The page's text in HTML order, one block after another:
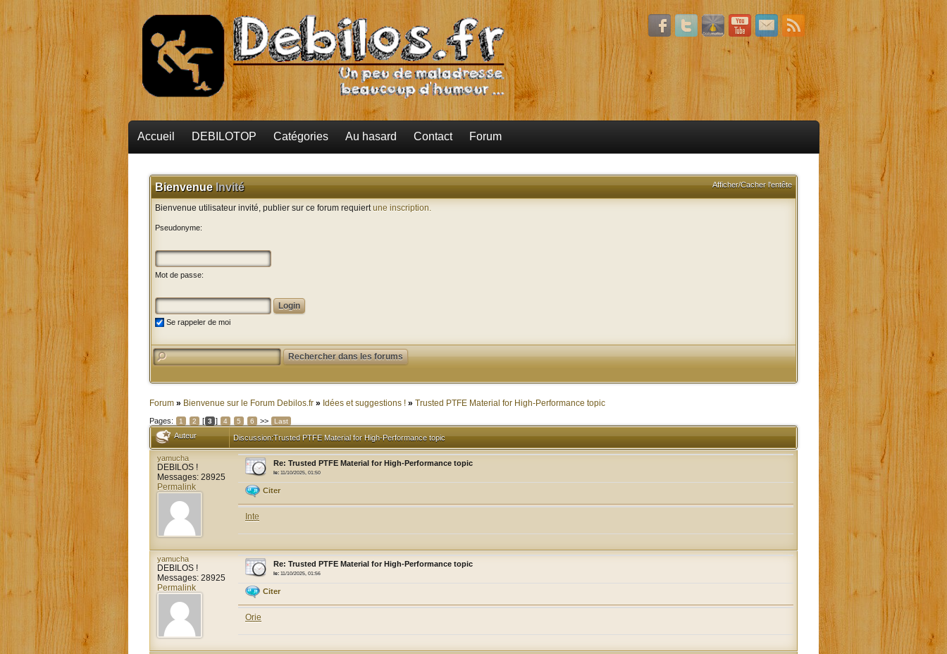
Accueil DEBILOTOP Catégories Au hasard Contact Forum
BienvenueInvité Afficher/Cacher l'entête
Bienvenue utilisateur invité, publier sur ce forum requiertune inscription.
Pseudonyme:
Mot de passe:
Se rappeler de moi
Forum » Bienvenue sur le Forum Debilos.fr » Idées et suggestions ! » Trusted PTFE Material for High-Performance topic
Pages: 1 2 [ 3 ] 4 5 6 >> Last
Auteur Discussion:Trusted PTFE Material for High-Performance topic
yamucha
DEBILOS !
Messages: 28925
Permalink
Re: Trusted PTFE Material for High-Performance topic
le: 11/10/2025, 01:50
Citer
Inte
yamucha
DEBILOS !
Messages: 28925
Permalink
Re: Trusted PTFE Material for High-Performance topic
le: 11/10/2025, 01:56
Citer
Orie